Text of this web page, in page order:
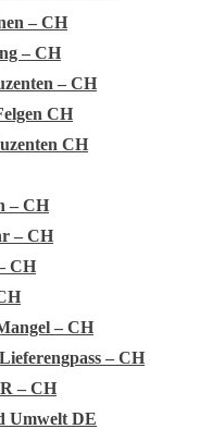
– CH
– CH
– CH
CH
CH
– CH
– CH
CH
– CH
– CH
– CH
Umwelt DE